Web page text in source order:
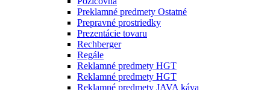
Preklamné predmety Ostatné
Prepravné prostriedky
Prezentácie tovaru
Rechberger
Regále
Reklamné predmety HGT
Reklamné predmety HGT
Reklamné predmety JAVA káva